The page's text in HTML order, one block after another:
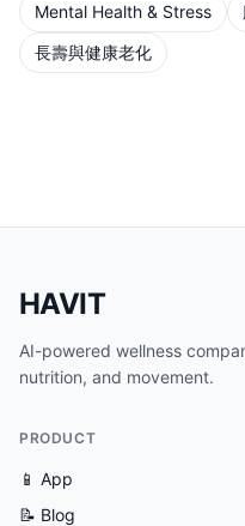
Mental Health & Stress
長壽與健康老化
HAVIT
AI-powered wellness
nutrition, and movement.
PRODUCT
📱 App
📝 Blog